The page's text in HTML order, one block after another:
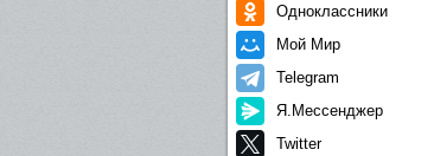
Одноклассники
Мой Мир
Telegram
Я.Мессенджер
Twitter